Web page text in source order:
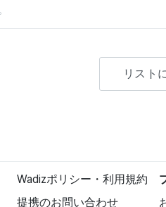
リスト
Wadizポリシー・利用規約
提携のお問い合わせ